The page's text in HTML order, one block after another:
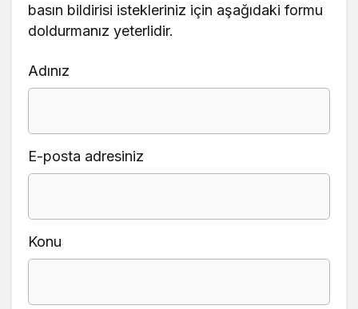
basın bildirisi istekleriniz için aşağıdaki formu
doldurmanız yeterlidir.
Adınız
E-posta adresiniz
Konu